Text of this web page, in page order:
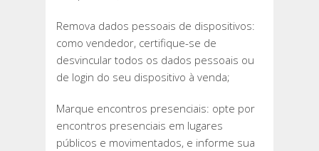
Remova dados pessoais de dispositivos:
como vendedor, certifique-se de
desvincular todos os dados pessoais ou
de login do seu dispositivo à venda;
Marque encontros presenciais: opte por
encontros presenciais em lugares
públicos e movimentados, e informe sua